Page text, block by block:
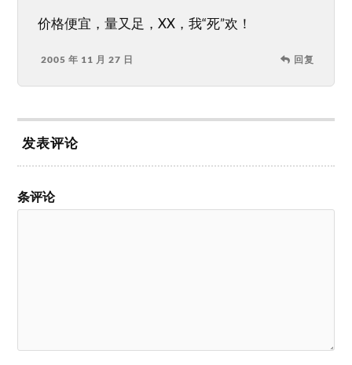
价格便宜，量又足，XX，我“死”欢！
2005 年 11 月 27 日 回复
发表评论
条评论